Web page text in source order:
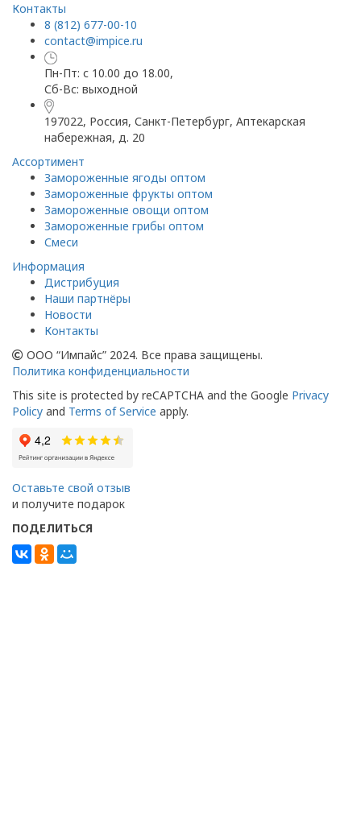
Контакты
8 (812) 677-00-10
contact@impice.ru
Пн-Пт: с 10.00 до 18.00,
Сб-Вс: выходной
197022, Россия, Санкт-Петербург, Аптекарская
набережная, д. 20
Ассортимент
Замороженные ягоды оптом
Замороженные фрукты оптом
Замороженные овощи оптом
Замороженные грибы оптом
Смеси
Информация
Дистрибуция
Наши партнёры
Новости
Контакты
ООО “Импайс” 2024. Все права защищены.
Политика конфиденциальности
This site is protected by reCAPTCHA and the Google Privacy
Policy and Terms of Service apply.
Оставьте свой отзыв
и получите подарок
ПОДЕЛИТЬСЯ